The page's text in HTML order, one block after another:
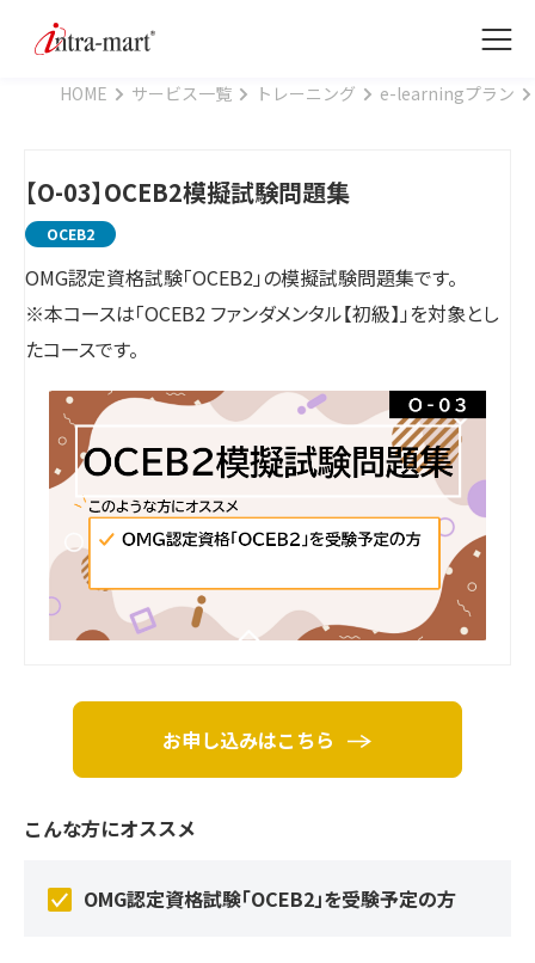
HOME サービス一覧 トレーニング e-learningプラン
【O-03】OCEB2模擬試験問題集
OCEB2
OMG認定資格試験「OCEB2」の模擬試験問題集です。
※本コースは「OCEB2 ファンダメンタル【初級】」を対象とし
たコースです。
お申し込みはこちら
こんな方にオススメ
OMG認定資格試験「OCEB2」を受験予定の方